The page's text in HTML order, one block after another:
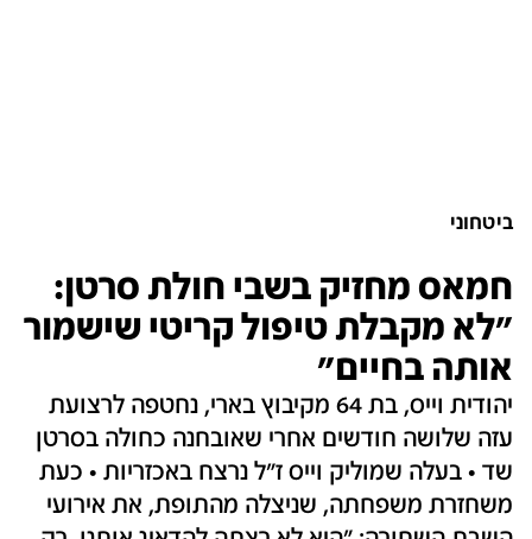
ביטחוני
חמאס מחזיק בשבי חולת סרטן:
״לא מקבלת טיפול קריטי שישמור
אותה בחיים״
יהודית וייס, בת 64 מקיבוץ בארי, נחטפה לרצועת
עזה שלושה חודשים אחרי שאובחנה כחולה בסרטן
שד • בעלה שמוליק וייס ז"ל נרצח באכזריות • כעת
משחזרת משפחתה, שניצלה מהתופת, את אירועי